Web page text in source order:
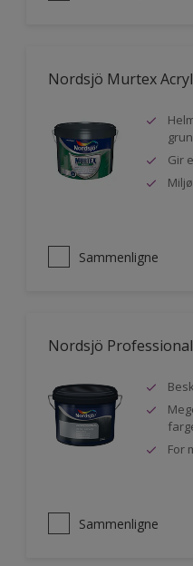
Nordsjö Murtex
Gir
Sammenligne
Nordsjö
For
Sammenligne